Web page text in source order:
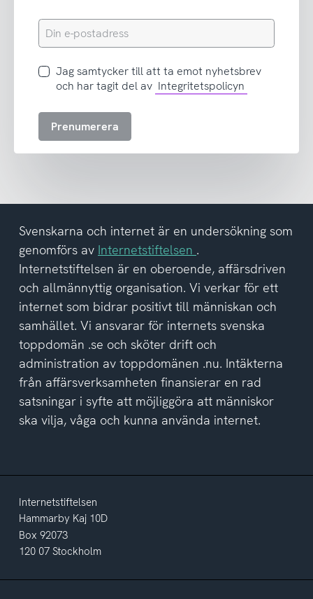
Din
e-
Jag
samtycker
att
del
av
integritetspolicyn
Jag samtycker till att ta emot nyhetsbrev
och har tagit del av Integritetspolicyn
Prenumerera
Svenskarna och internet är en undersökning som
genomförs av Internetstiftelsen .
Internetstiftelsen är en oberoende, affärsdriven
och allmännyttig organisation. Vi verkar för ett
internet som bidrar positivt till människan och
samhället. Vi ansvarar för internets svenska
toppdomän .se och sköter drift och
administration av toppdomänen .nu. Intäkterna
från affärsverksamheten finansierar en rad
satsningar i syfte att möjliggöra att människor
ska vilja, våga och kunna använda internet.
Internetstiftelsen
Hammarby Kaj 10D
Box 92073
120 07 Stockholm